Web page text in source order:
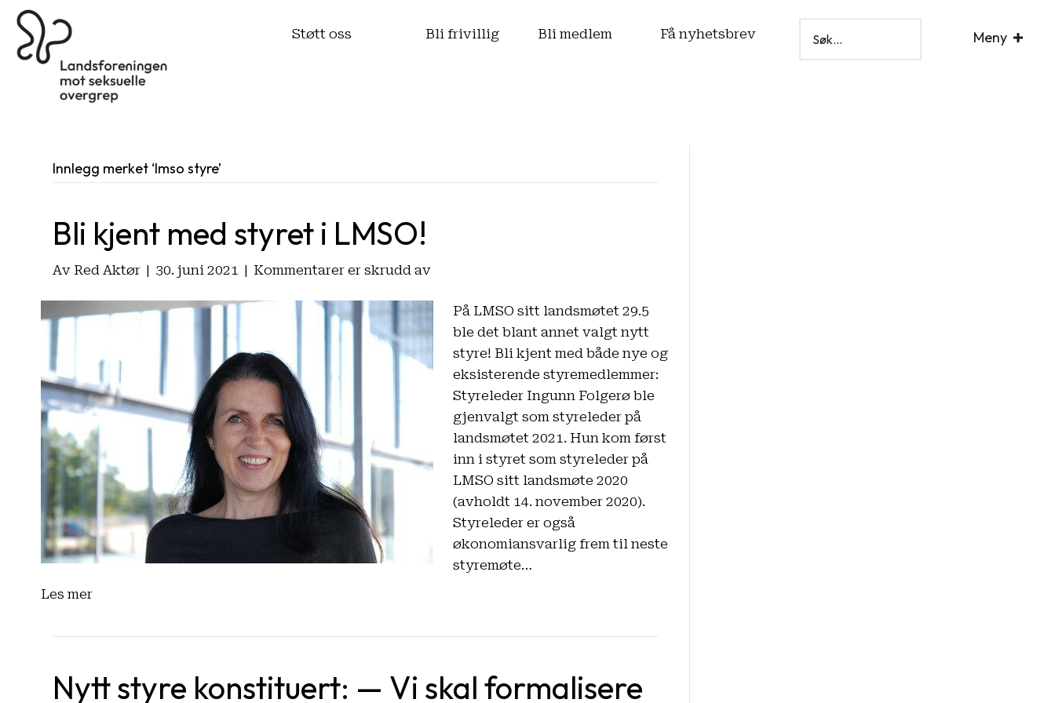
Støtt oss Bli frivillig Bli medlem Få nyhetsbrev Meny
Innlegg merket ‘lmso styre’
Bli kjent med styret i LMSO!
Av Red Aktør | 30. juni 2021 | Kommentarer er skrudd avfor
kjent
med
styret
i
LMSO!
På LMSO sitt landsmøtet 29.5
ble det blant annet valgt nytt
styre! Bli kjent med både nye og
eksisterende styremedlemmer:
Styreleder Ingunn Folgerø ble
gjenvalgt som styreleder på
landsmøtet 2021. Hun kom først
inn i styret som styreleder på
LMSO sitt landsmøte 2020
(avholdt 14. november 2020).
Styreleder er også
økonomiansvarlig frem til neste
styremøte…
Les mer
Nytt styre konstituert: — Vi skal formalisere